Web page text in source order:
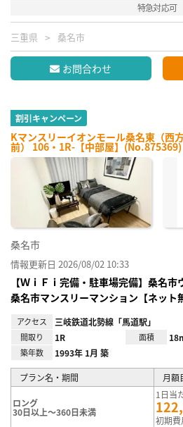
特急対応可
三重県 桑名市
お問合わせ
割引キャンペーン
Kマンスリーイオンモール桑名東（西
前） 106・1R-【中部屋】(No.875369)
桑名市
情報更新日 2026/08/02 10:33
【ＷｉＦｉ完備・駐車場完備】桑名市
桑名市マンスリーマンション【ネット
アクセス 三岐鉄道北勢線「馬道駅」
間取り 1R 面積
築年数 1993年 1月 築
プラン名・期間 月額
ロング
30日以上～360日未満
1日当
初期